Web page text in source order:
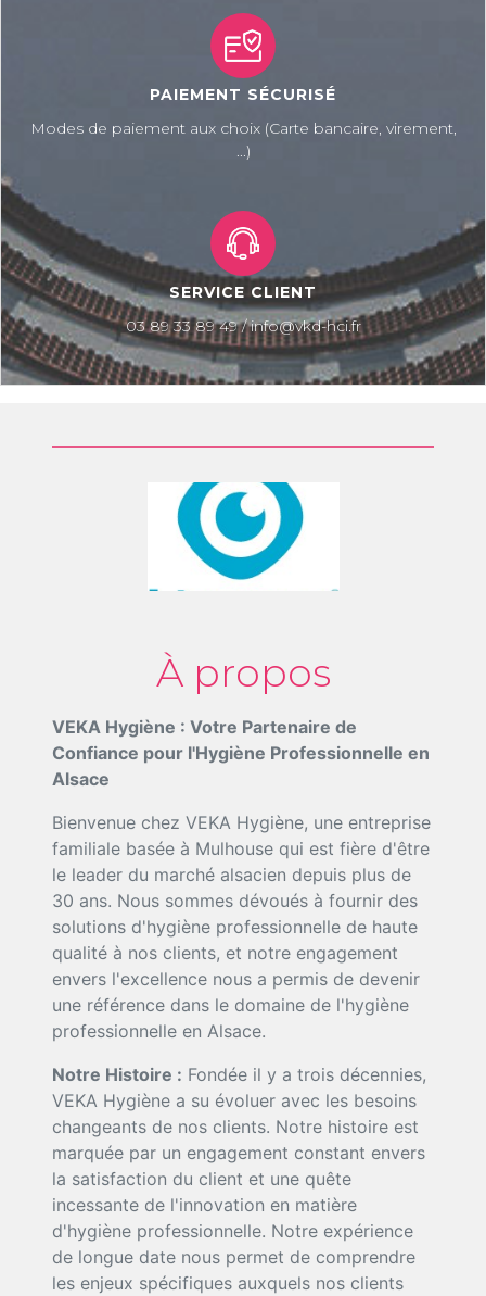
PAIEMENT SÉCURISÉ
Modes de paiement aux choix (Carte bancaire, virement,
...)
SERVICE CLIENT
03 89 33 89 49 / info@vkd-hci.fr
À propos
VEKA Hygiène : Votre Partenaire de
Confiance pour l'Hygiène Professionnelle en
Alsace
Bienvenue chez VEKA Hygiène, une entreprise
familiale basée à Mulhouse qui est fière d'être
le leader du marché alsacien depuis plus de
30 ans. Nous sommes dévoués à fournir des
solutions d'hygiène professionnelle de haute
qualité à nos clients, et notre engagement
envers l'excellence nous a permis de devenir
une référence dans le domaine de l'hygiène
professionnelle en Alsace.
Notre Histoire : Fondée il y a trois décennies,
VEKA Hygiène a su évoluer avec les besoins
changeants de nos clients. Notre histoire est
marquée par un engagement constant envers
la satisfaction du client et une quête
incessante de l'innovation en matière
d'hygiène professionnelle. Notre expérience
de longue date nous permet de comprendre
les enjeux spécifiques auxquels nos clients